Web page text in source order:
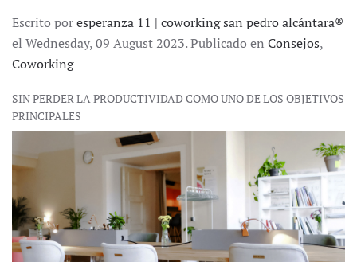
Escrito poresperanza 11 | coworking san pedro alcántara®
el Wednesday, 09 August 2023. Publicado en Consejos,
Coworking
SIN PERDER LA PRODUCTIVIDAD COMO UNO DE LOS OBJETIVOS
PRINCIPALES